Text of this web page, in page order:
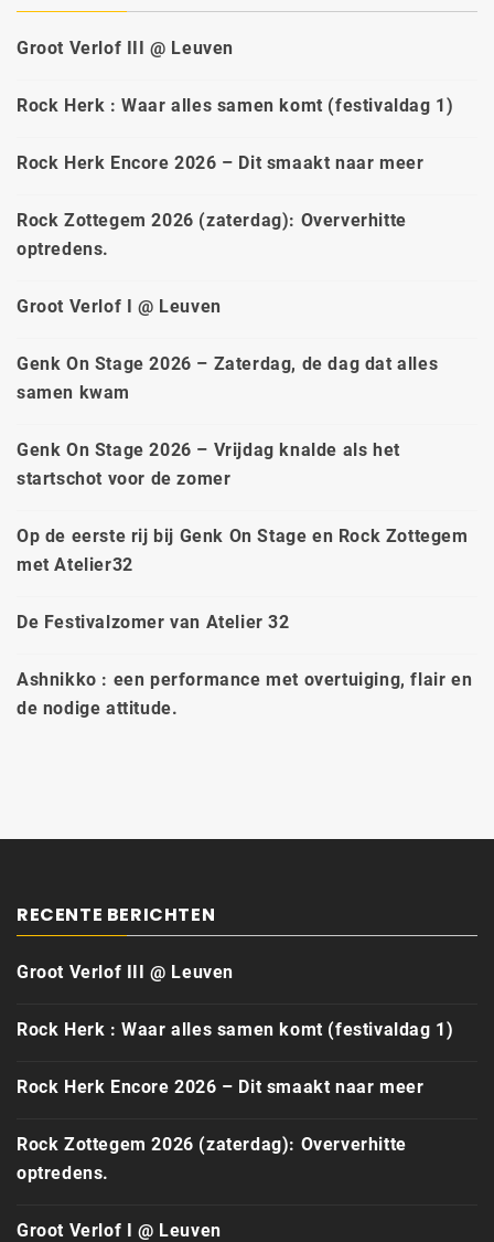
Groot Verlof III @ Leuven
Rock Herk : Waar alles samen komt (festivaldag 1)
Rock Herk Encore 2026 – Dit smaakt naar meer
Rock Zottegem 2026 (zaterdag): Oververhitte
optredens.
Groot Verlof I @ Leuven
Genk On Stage 2026 – Zaterdag, de dag dat alles
samen kwam
Genk On Stage 2026 – Vrijdag knalde als het
startschot voor de zomer
Op de eerste rij bij Genk On Stage en Rock Zottegem
met Atelier32
De Festivalzomer van Atelier 32
Ashnikko : een performance met overtuiging, flair en
de nodige attitude.
RECENTE BERICHTEN
Groot Verlof III @ Leuven
Rock Herk : Waar alles samen komt (festivaldag 1)
Rock Herk Encore 2026 – Dit smaakt naar meer
Rock Zottegem 2026 (zaterdag): Oververhitte
optredens.
Groot Verlof I @ Leuven